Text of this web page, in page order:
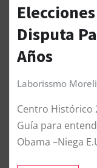
Disputa
Años
Laborissmo
Centro Histórico
Guía para
Obama –Niega